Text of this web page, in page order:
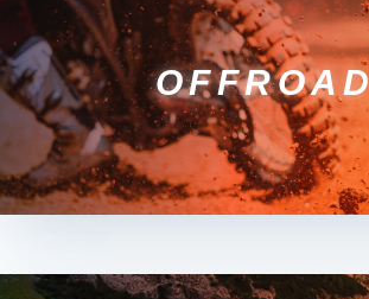
OFFROAD